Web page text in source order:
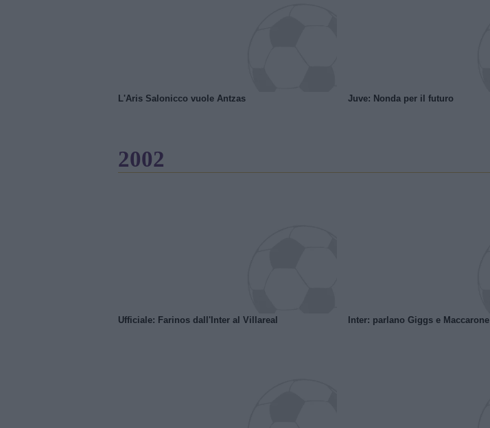
L'Aris Salonicco vuole Antzas Juve: Nonda per il futuro
2002
Ufficiale: Farinos dall'Inter al Villareal Inter: parlano Giggs e Maccarone